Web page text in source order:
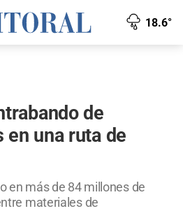
18.6°
de
en una ruta de
en más de 84 millones de
materiales de